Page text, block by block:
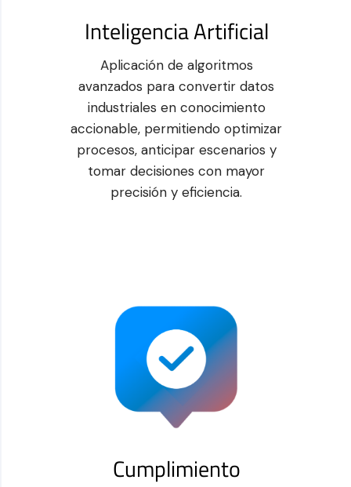
Inteligencia Artificial
Aplicación de algoritmos
avanzados para convertir datos
industriales en conocimiento
accionable, permitiendo optimizar
procesos, anticipar escenarios y
tomar decisiones con mayor
precisión y eficiencia.
Cumplimiento